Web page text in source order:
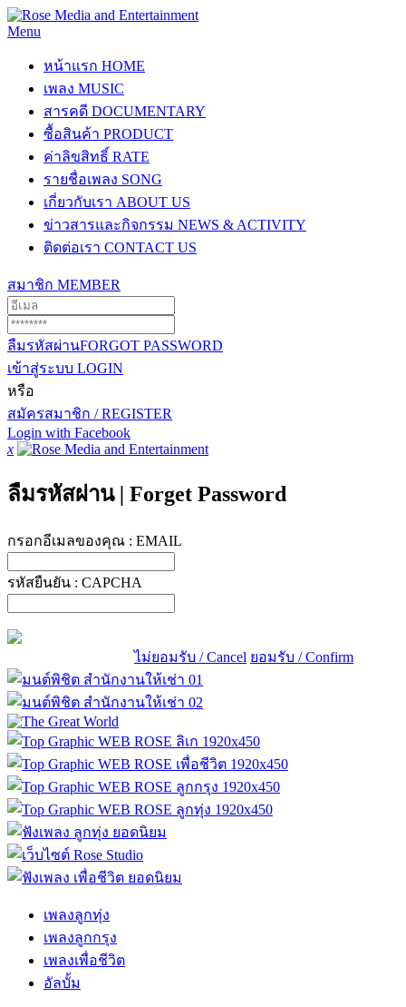
Menu
หน้าแรก HOME
เพลง MUSIC
สารคดี DOCUMENTARY
ซื้อสินค้า PRODUCT
ค่าลิขสิทธิ์ RATE
รายชื่อเพลง SONG
เกี่ยวกับเรา ABOUT US
ข่าวสารและกิจกรรม NEWS & ACTIVITY
ติดต่อเรา CONTACT US
สมาชิก MEMBER
ลืมรหัสผ่านFORGOT PASSWORD
เข้าสู่ระบบ LOGIN
หรือ
สมัครสมาชิก / REGISTER
Login with Facebook
x
ลืมรหัสผ่าน | Forget Password
กรอกอีเมลของคุณ : EMAIL
รหัสยืนยัน : CAPCHA
ไม่ยอมรับ / Cancel ยอมรับ / Confirm
เพลงลูกทุ่ง
เพลงลูกกรุง
เพลงเพื่อชีวิต
อัลบั้ม